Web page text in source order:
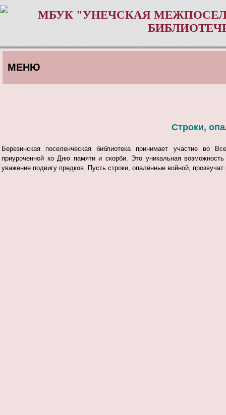
МБУК "УНЕЧСКАЯ
МЕНЮ
Строки,
Березинская поселенческая библиотека принимает участие во
приуроченной ко Дню памяти и скорби. Это уникальная
уважение подвигу предков. Пусть строки, опалённые войной,